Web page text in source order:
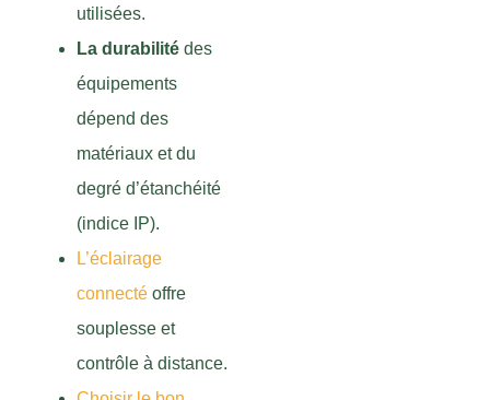
utilisées.
La durabilité des
équipements
dépend des
matériaux et du
degré d’étanchéité
(indice IP).
L’éclairage
connecté offre
souplesse et
contrôle à distance.